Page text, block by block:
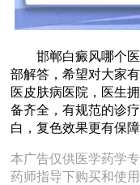
邯郸白癜风哪个医
部解答，希望对大家
医皮肤病医院，医生
备齐全，有规范的诊
白，复色效果更有保障
本广告仅供医学药学
药师指导下购买和使用